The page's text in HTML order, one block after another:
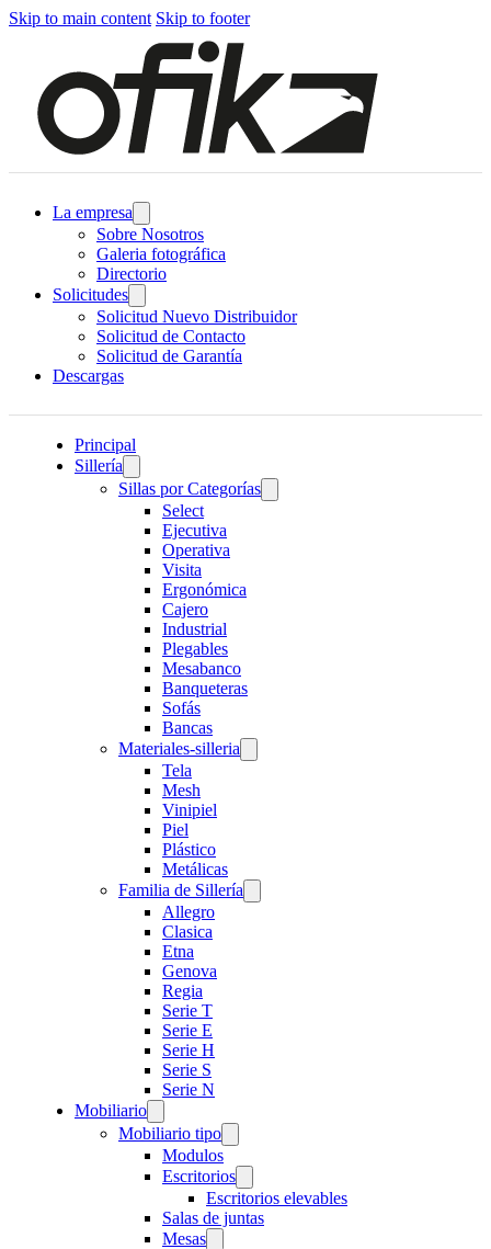
Skip to main content Skip to footer
La empresa
Sobre Nosotros
Galeria fotográfica
Directorio
Solicitudes
Solicitud Nuevo Distribuidor
Solicitud de Contacto
Solicitud de Garantía
Descargas
Principal
Sillería
Sillas por Categorías
Select
Ejecutiva
Operativa
Visita
Ergonómica
Cajero
Industrial
Plegables
Mesabanco
Banqueteras
Sofás
Bancas
Materiales-silleria
Tela
Mesh
Vinipiel
Piel
Plástico
Metálicas
Familia de Sillería
Allegro
Clasica
Etna
Genova
Regia
Serie T
Serie E
Serie H
Serie S
Serie N
Mobiliario
Mobiliario tipo
Modulos
Escritorios
Escritorios elevables
Salas de juntas
Mesas